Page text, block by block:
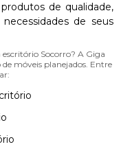
de qualidade,
de seus
Socorro? A Giga
móveis planejados. Entre